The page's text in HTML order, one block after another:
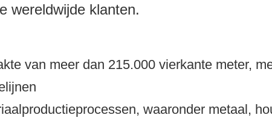
wereldwijde klanten.
van meer dan 215.000 vierkante meter,
waaronder metaal,